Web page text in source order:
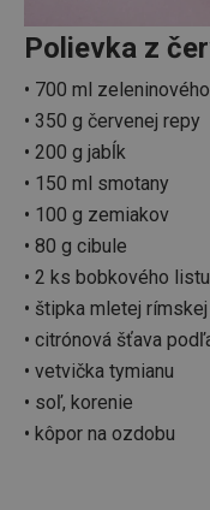
Polievka z
• 700 ml
• 350 g červenej repy
• 200 g jabĺk
• 150 ml smotany
• 100 g zemiakov
• 80 g cibule
• 2 ks bobkového listu
• štipka mletej
• citrónová šťava
• vetvička tymianu
• soľ, korenie
• kôpor na ozdobu